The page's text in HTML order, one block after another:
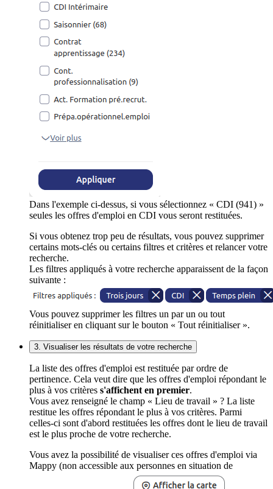
Dans l'exemple ci-dessus, si vous sélectionnez « CDI (941) »
seules les offres d'emploi en CDI vous seront restituées.
Si vous obtenez trop peu de résultats, vous pouvez supprimer
certains mots-clés ou certains filtres et critères et relancer votre
recherche.
Les filtres appliqués à votre recherche apparaissent de la façon
suivante :
Vous pouvez supprimer les filtres un par un ou tout
réinitialiser en cliquant sur le bouton « Tout réinitialiser ».
3. Visualiser les résultats de votre recherche
La liste des offres d'emploi est restituée par ordre de
pertinence. Cela veut dire que les offres d'emploi répondant le
plus à vos critères s'affichent en premier.
Vous avez renseigné le champ « Lieu de travail » ? La liste
restitue les offres répondant le plus à vos critères. Parmi
celles-ci sont d'abord restituées les offres dont le lieu de travail
est le plus proche de votre recherche.
Vous avez la possibilité de visualiser ces offres d'emploi via
Mappy (non accessible aux personnes en situation de